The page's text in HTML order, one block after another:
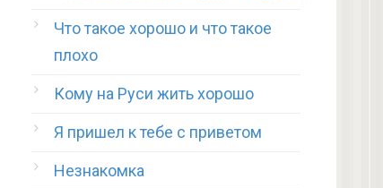
Что такое хорошо и что такое
плохо
Кому на Руси жить хорошо
Я пришел к тебе с приветом
Незнакомка